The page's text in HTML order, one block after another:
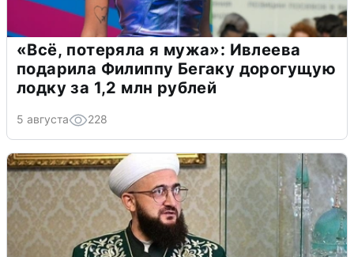
«Всё, потеряла я мужа»: Ивлеева
подарила Филиппу Бегаку дорогущую
лодку за 1,2 млн рублей
5 августа 228